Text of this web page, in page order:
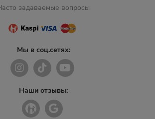
задаваемые вопросы
Мы в соц.сетях:
Наши отзывы: